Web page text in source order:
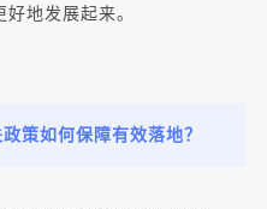
地发展起来。
策如何保障有效落地？